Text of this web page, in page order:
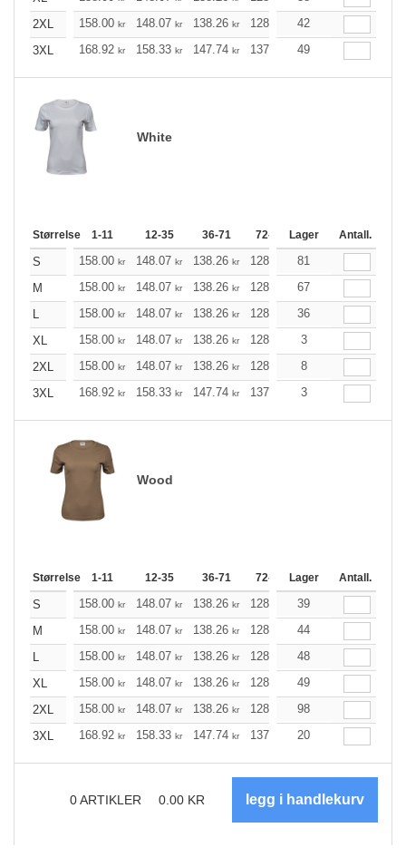
2XL
158.00 kr 148.07 kr 138.26 kr 128.34 118.41
42
3XL
168.92 kr 158.33 kr 147.74 kr 137.26 126.66
49
White
Størrelse 1-11 12-35 36-71 72-143 144-287
Lager Antall.
S 158.00 kr 148.07 kr 138.26 kr 128.34 118.41
81
M
158.00 kr 148.07 kr 138.26 kr 128.34 118.41
67
L
158.00 kr 148.07 kr 138.26 kr 128.34 118.41
36
XL
158.00 kr 148.07 kr 138.26 kr 128.34
3
2XL
158.00 kr 148.07 kr 138.26 kr 128.34
8
3XL
168.92 kr 158.33 kr 147.74 kr 137.26 3
Wood
Størrelse 1-11 12-35 36-71 72-143 144-287
Lager Antall.
S 158.00 kr 148.07 kr 138.26 kr 128.34 118.41
39
M
158.00 kr 148.07 kr 138.26 kr 128.34 118.41
44
L
158.00 kr 148.07 kr 138.26 kr 128.34 118.41
48
XL
158.00 kr 148.07 kr 138.26 kr 128.34 118.41
49
2XL
158.00 kr 148.07 kr 138.26 kr 128.34 118.41
98
3XL
168.92 kr 158.33 kr 147.74 kr 137.26 126.66
20
0ARTIKLER 0.00 KR